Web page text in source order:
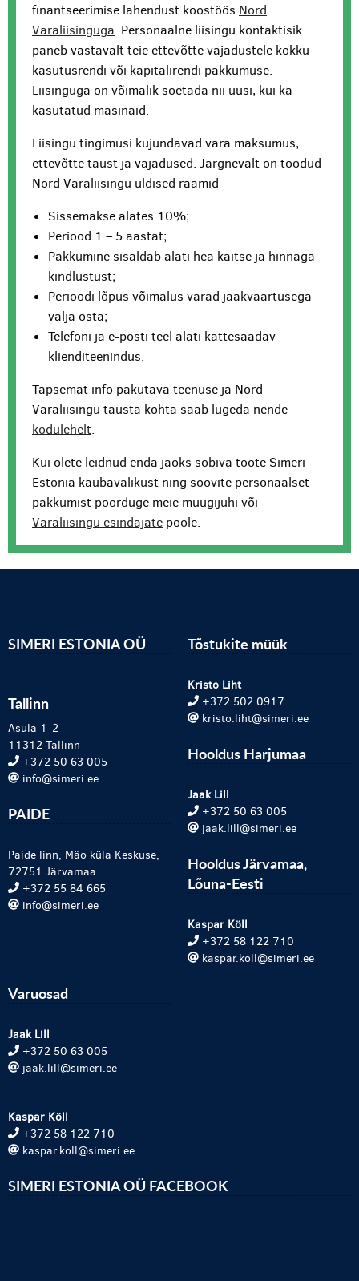
finantseerimise lahendust koostöös Nord
Varaliisinguga. Personaalne liisingu kontaktisik
paneb vastavalt teie ettevõtte vajadustele kokku
kasutusrendi või kapitalirendi pakkumuse.
Liisinguga on võimalik soetada nii uusi, kui ka
kasutatud masinaid.
Liisingu tingimusi kujundavad vara maksumus,
ettevõtte taust ja vajadused. Järgnevalt on toodud
Nord Varaliisingu üldised raamid
Sissemakse alates 10%;
Periood 1 – 5 aastat;
Pakkumine sisaldab alati hea kaitse ja hinnaga
kindlustust;
Perioodi lõpus võimalus varad jääkväärtusega
välja osta;
Telefoni ja e-posti teel alati kättesaadav
klienditeenindus.
Täpsemat info pakutava teenuse ja Nord
Varaliisingu tausta kohta saab lugeda nende
kodulehelt.
Kui olete leidnud enda jaoks sobiva toote Simeri
Estonia kaubavalikust ning soovite personaalset
pakkumist pöörduge meie müügijuhi või
Varaliisingu esindajate poole.
SIMERI ESTONIA OÜ
Tallinn
Asula 1-2
11312 Tallinn
+372 50 63 005
info@simeri.ee
PAIDE
Paide linn, Mäo küla Keskuse,
72751 Järvamaa
+372 55 84 665
info@simeri.ee
Tõstukite müük
Kristo Liht
+372 502 0917
kristo.liht@simeri.ee
Hooldus Harjumaa
Jaak Lill
+372 50 63 005
jaak.lill@simeri.ee
Hooldus Järvamaa,
Lõuna-Eesti
Kaspar Köll
+372 58 122 710
kaspar.koll@simeri.ee
Varuosad
Jaak Lill
+372 50 63 005
jaak.lill@simeri.ee
Kaspar Köll
+372 58 122 710
kaspar.koll@simeri.ee
SIMERI ESTONIA OÜ FACEBOOK